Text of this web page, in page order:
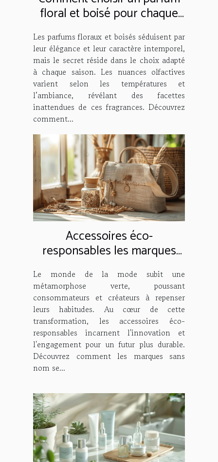
floral et boisé pour chaque
saison ?
Les parfums floraux et boisés séduisent par
leur élégance et leur caractère intemporel,
mais le secret réside dans le choix adapté
à chaque saison. Les nuances olfactives
varient selon les températures et
l’ambiance, révélant des facettes
inattendues de ces fragrances. Découvrez
comment...
Accessoires éco-
responsables les marques
engagées pour une mode
durable
Le monde de la mode subit une
métamorphose verte, poussant
consommateurs et créateurs à repenser
leurs habitudes. Au cœur de cette
transformation, les accessoires éco-
responsables incarnent l'innovation et
l'engagement pour un futur plus durable.
Découvrez comment les marques sans
nom se...